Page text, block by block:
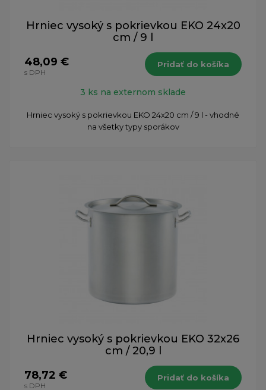
Hrniec vysoký s pokrievkou EKO 24x20
cm / 9 l
48,09 €
s DPH
Pridať do košíka
3 ks na externom sklade
Hrniec vysoký s pokrievkou EKO 24x20 cm / 9 l - vhodné
na všetky typy sporákov
Hrniec vysoký s pokrievkou EKO 32x26
cm / 20,9 l
78,72 €
s DPH
Pridať do košíka